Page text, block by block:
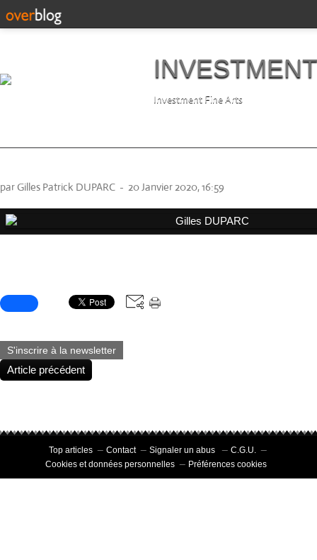
Investment Fine Arts
par Gilles Patrick DUPARC - 20 Janvier 2020, 16:59
S'inscrire à la newsletter
Article précédent
Top articles Contact Signaler un abus
C.G.U.
Cookies et données personnelles
Préférences cookies